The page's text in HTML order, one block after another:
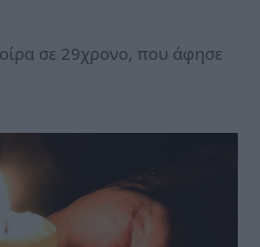
σε 29χρονο, που άφησε